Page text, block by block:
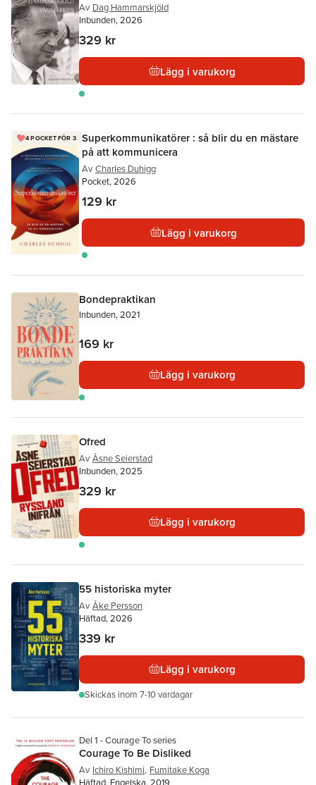
Av Dag Hammarskjöld
Inbunden, 2026
329 kr
Lägg i varukorg
4 POCKET FÖR 3 Superkommunikatörer : så blir du en mästare
på att kommunicera
Av Charles Duhigg
Pocket, 2026
129 kr
Lägg i varukorg
Bondepraktikan
Inbunden, 2021
169 kr
Lägg i varukorg
Ofred
Av Åsne Seierstad
Inbunden, 2025
329 kr
Lägg i varukorg
55 historiska myter
Av Åke Persson
Häftad, 2026
339 kr
Lägg i varukorg
Skickas inom 7-10 vardagar
Del 1 - Courage To series
Courage To Be Disliked
Av Ichiro Kishimi, Fumitake Koga
Häftad, Engelska, 2019